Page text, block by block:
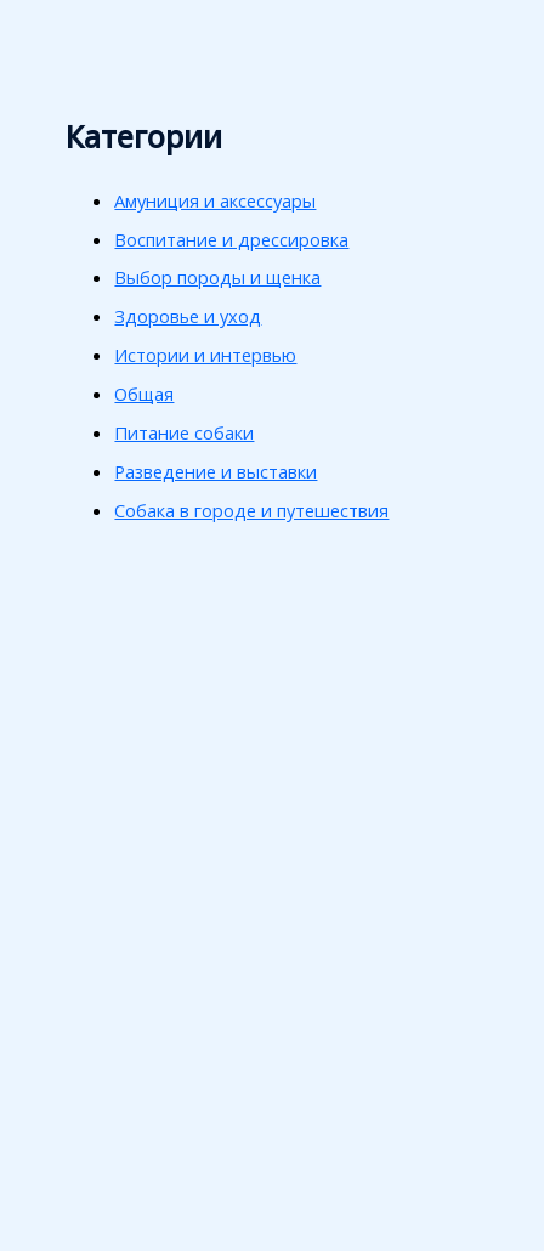
Категории
Амуниция и аксессуары
Воспитание и дрессировка
Выбор породы и щенка
Здоровье и уход
Истории и интервью
Общая
Питание собаки
Разведение и выставки
Собака в городе и путешествия